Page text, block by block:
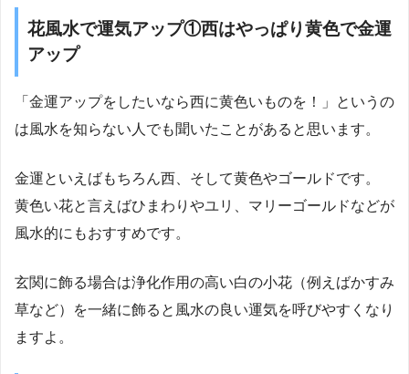
花風水で運気アップ①西はやっぱり黄色で金運
アップ
「金運アップをしたいなら西に黄色いものを！」というの
は風水を知らない人でも聞いたことがあると思います。
金運といえばもちろん西、そして黄色やゴールドです。
黄色い花と言えばひまわりやユリ、マリーゴールドなどが
風水的にもおすすめです。
玄関に飾る場合は浄化作用の高い白の小花（例えばかすみ
草など）を一緒に飾ると風水の良い運気を呼びやすくなり
ますよ。